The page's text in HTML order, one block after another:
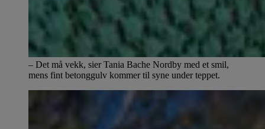
– Det må vekk, sier Tania Bache Nordby med et smil,
mens fint betonggulv kommer til syne under teppet.